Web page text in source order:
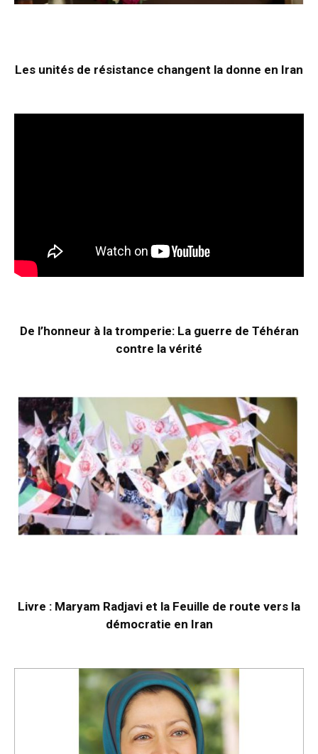
Les unités de résistance changent la donne en Iran
De l’honneur à la tromperie: La guerre de Téhéran
contre la vérité
Livre : Maryam Radjavi et la Feuille de route vers la
démocratie en Iran